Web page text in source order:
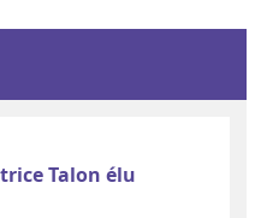
Talon élu